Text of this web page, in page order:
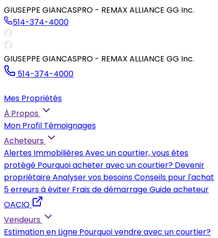
GIUSEPPE GIANCASPRO - REMAX ALLIANCE GG Inc.
514-374-4000
GIUSEPPE GIANCASPRO - REMAX ALLIANCE GG Inc.
514-374-4000
Mes Propriétés
À Propos
Mon Profil Témoignages
Acheteurs
Alertes ImmobilièresAvec un courtier, vous êtes
protégé Pourquoi acheter avec un courtier? Devenir
propriétaireAnalyser vos besoinsConseils pour l'achat
5 erreurs à éviter Frais de démarrageGuide acheteur
OACIQ
Vendeurs
Estimation en Ligne Pourquoi vendre avec un courtier?